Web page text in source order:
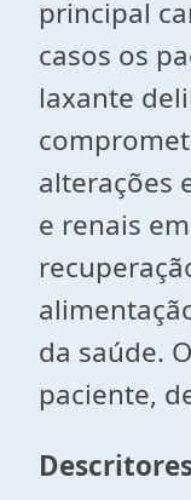
principal
casos os
laxante
alterações
e renais
da saúde.
paciente,